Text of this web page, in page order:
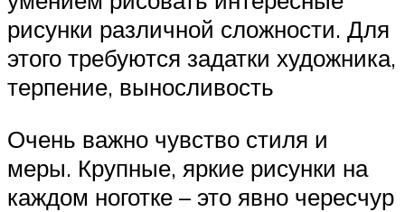
рисунки различной сложности. Для
этого требуются задатки художника,
терпение, выносливость
Очень важно чувство стиля и
меры. Крупные, яркие рисунки на
каждом ноготке – это явно чересчур